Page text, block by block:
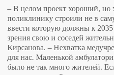
– В целом проект хороший, но
поликлинику строили не в
ввести которую должны к 2035
зрения свою и соседей
Кирсанова. – Нехватка
для нас. Маленькой
было не так много жителей.